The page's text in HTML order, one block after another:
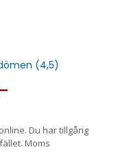
(4,5)
Du har tillgång
Moms